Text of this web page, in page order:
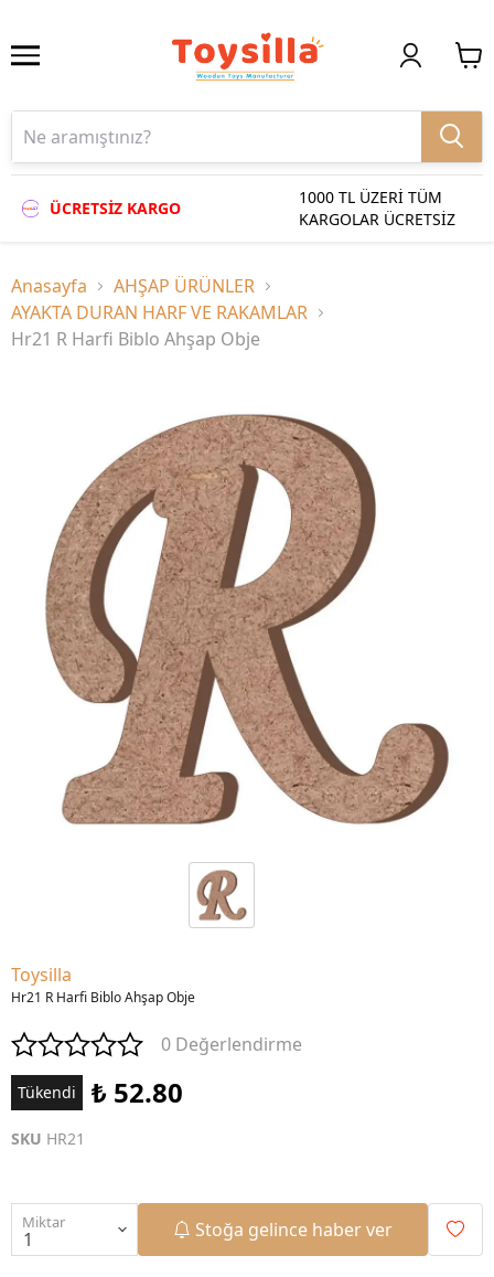
ÜCRETSİZ KARGO
1000 TL ÜZERİ TÜM
KARGOLAR ÜCRETSİZ
Anasayfa
AHŞAP ÜRÜNLER
AYAKTA DURAN HARF VE RAKAMLAR
Hr21 R Harfi Biblo Ahşap Obje
Toysilla
Hr21 R Harfi Biblo Ahşap Obje
0 Değerlendirme
Tükendi ₺ 52.80
SKU HR21
Miktar Stoğa gelince haber ver